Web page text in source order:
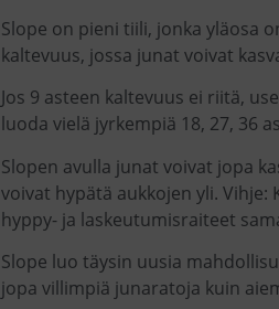
Slope on pieni tiili, jonka yläosa
kaltevuus, jossa junat voivat
Jos 9 asteen kaltevuus ei riitä,
luoda vielä jyrkempiä 18, 27, 36
Slopen avulla junat voivat jopa
voivat hypätä aukkojen yli. Vihje:
hyppy- ja laskeutumisraiteet
Slope luo täysin uusia
jopa villimpiä junaratoja kuin